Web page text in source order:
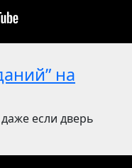
на
если дверь